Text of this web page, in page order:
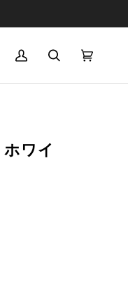
MY
SEARCHCART
ワイ